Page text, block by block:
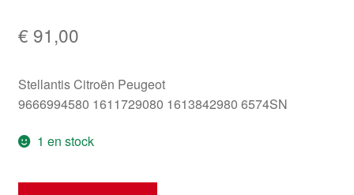
€ 91,00
Stellantis Citroën Peugeot
9666994580 1611729080 1613842980 6574SN
1 en stock
quantité